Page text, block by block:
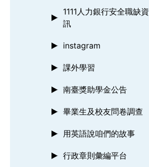
1111人力銀行安全職缺資
訊
instagram
課外學習
南臺獎助學金公告
畢業生及校友問卷調查
用英語說咱們的故事
行政章則彙編平台